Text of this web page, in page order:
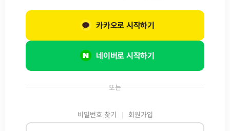
또는
비밀번호 찾기 회원가입
네이버로 시작하기
카카오로 시작하기